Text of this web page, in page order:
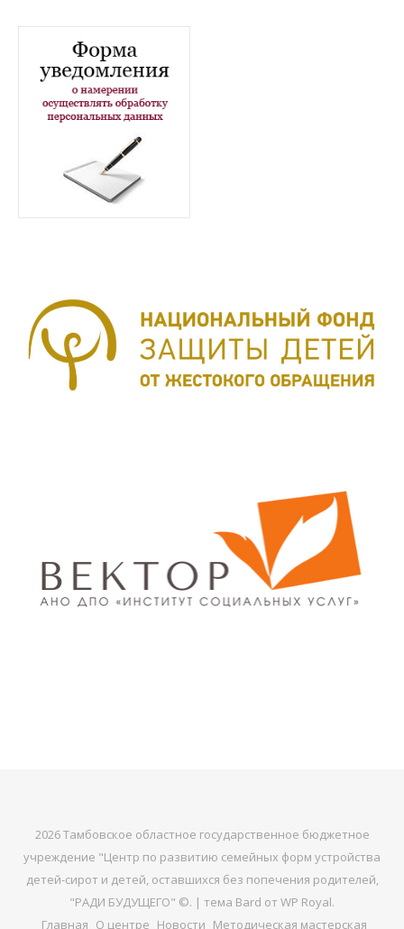
2026 Тамбовское областное государственное бюджетное
учреждение "Центр по развитию семейных форм устройства
детей-сирот и детей, оставшихся без попечения родителей,
"РАДИ БУДУЩЕГО" ©. | тема Bard от WP Royal.
Главная О центре Новости Методическая мастерская